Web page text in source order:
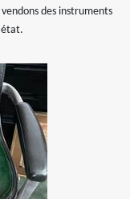
des instruments
état.